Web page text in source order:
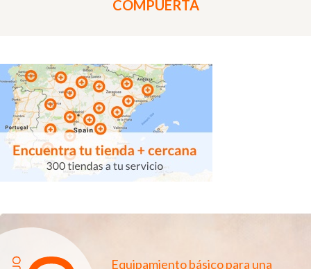
COMPUERTA
Equipamiento básico para una